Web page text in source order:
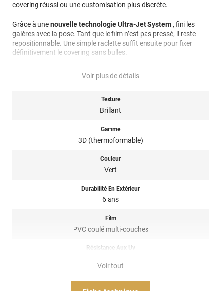
covering réussi ou une customisation plus discrète.
Grâce à unenouvelle technologie Ultra-Jet System , fini les
galères avec la pose. Tant que le film n’est pas pressé, il reste
repositionnable. Une simple raclette suffit ensuite pour fixer
définitivement le covering sans bulles.
Les finitions brillantes sont protégées par un traitement spécial
une profondeur et un éclat impressionnants
notice de pose détailléeest fournie avec. Tu peux aussi
t’aider de nos nombreux tutos vidéos! Pour l’entretien, évites les
Un covering haut de gamme, un look unique et un rendu pro à
: Ce produit est disponible jusqu’à
Voir plus de détails
Texture
Brillant
Gamme
3D (thermoformable)
Couleur
Vert
Durabilité En Extérieur
6 ans
Film
PVC coulé multi-couches
Résistance Aux Uv
Airflow
Voir tout